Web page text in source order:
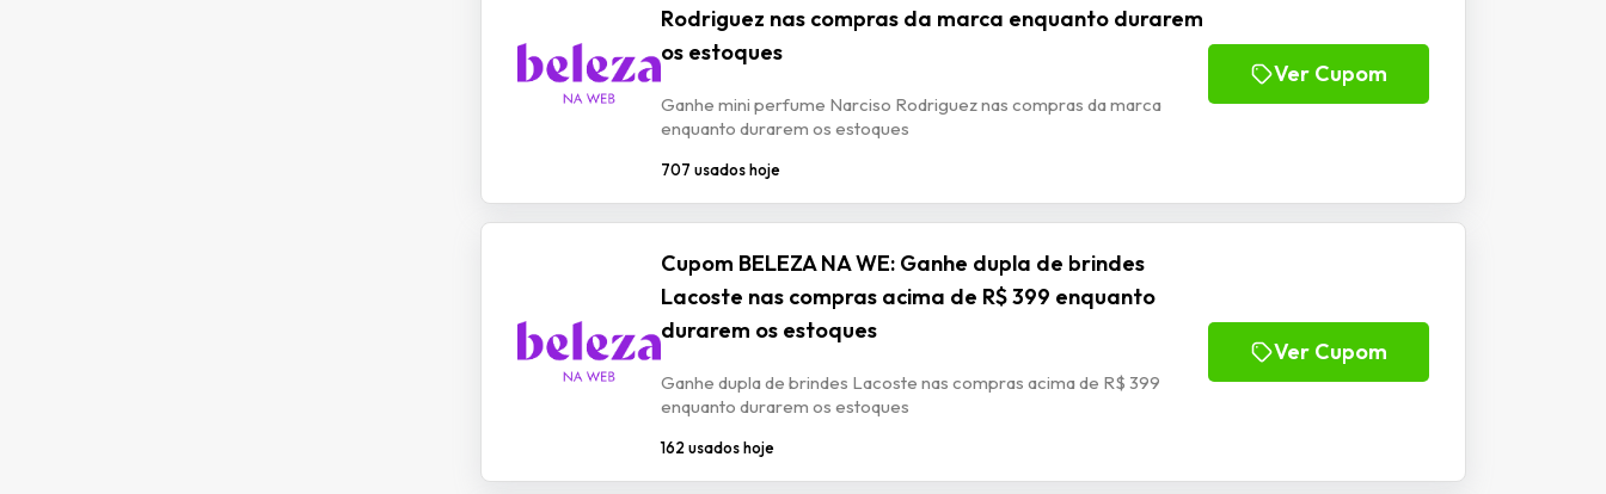
Rodriguez nas compras da marca enquanto durarem
os estoques
Ganhe mini perfume Narciso Rodriguez nas compras da marca
enquanto durarem os estoques
707 usados hoje
Ver Cupom
Cupom BELEZA NA WE: Ganhe dupla de brindes
Lacoste nas compras acima de R$ 399 enquanto
durarem os estoques
Ganhe dupla de brindes Lacoste nas compras acima de R$ 399
enquanto durarem os estoques
162 usados hoje
Ver Cupom